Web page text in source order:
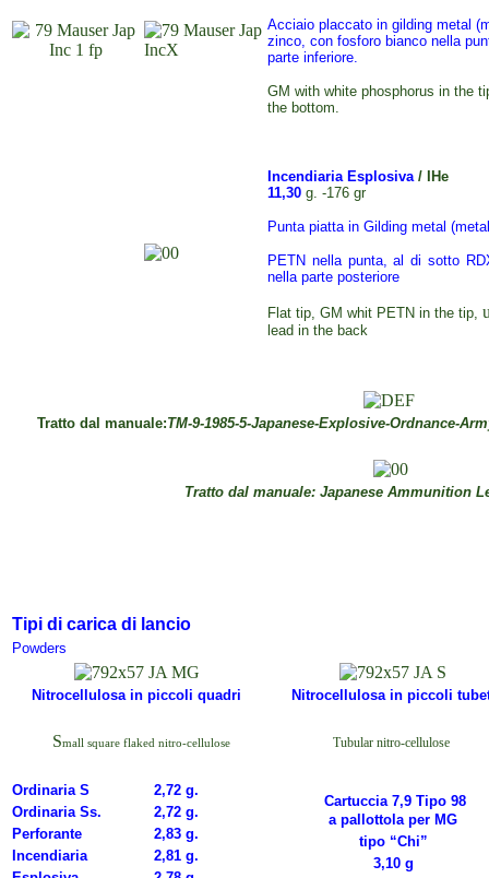
Acciaio placcato in gilding metal
zinco, con fosforo bianco nella
parte inferiore.
GM with white phosphorus in the
the bottom.
Incendiaria Esplosiva / IHe
11,30 g. -176 gr
Punta piatta in Gilding metal
PETN nella punta,al di sotto
nella parte posteriore
Flat tip, GM whit PETN in the tip,
lead in the back
Tratto dal manuale:TM-9-1985-5-Japanese-Explosive-Ordnance-
Tratto dal manuale: Japanese Ammunition
Tipi di carica di lancio
Powders
Nitrocellulosa in piccoli quadri Nitrocellulosa in piccoli
Small square flaked nitro-cellulose Tubular nitro-cellulose
Ordinaria S
Ordinaria Ss.
Perforante
Incendiaria
2,72 g.
2,72 g.
2,83 g.
2,81 g.
Cartuccia 7,9 Tipo 98
a pallottola per MG
tipo “Chi”
3,10 g